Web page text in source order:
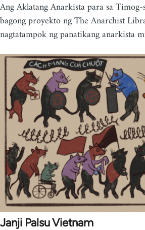
Ang Aklatang Anarkista para sa Timog-
bagong proyekto ng The Anarchist
nagtatampok ng panatikang anarkista
Janji Palsu Vietnam